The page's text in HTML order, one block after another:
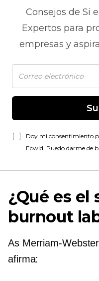
Consejos de Si
Expertos para
empresas y
Doy mi consentimiento
Ecwid. Puedo darme de
¿Qué es
burnout
As Merriam-Webster
afirma: